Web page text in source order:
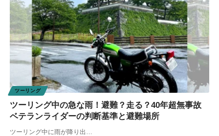
ツーリング
ツーリング中の急な雨！避難？走る？40年超無事故
ベテランライダーの判断基準と避難場所
ツーリング中に雨が降り出…